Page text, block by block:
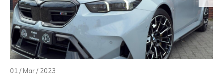
01 / Mar / 2023